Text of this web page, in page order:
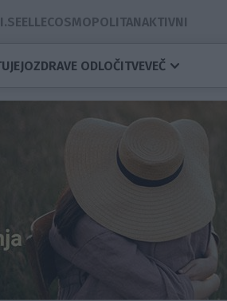
ELLECOSMOPOLITANAKTIVNI
ZDRAVE ODLOČITVEVEČ